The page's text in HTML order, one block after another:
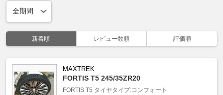
新着順 レビュー数順 評価順
MAXTREK
FORTIS T5 245/35ZR20
FORTIS T5 タイヤタイプ:コンフォート